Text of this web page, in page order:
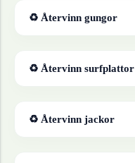
♻ Återvinn gungor
♻ Återvinn surfplattor
♻ Återvinn jackor